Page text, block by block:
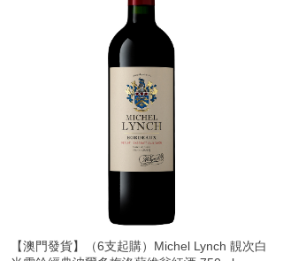
【澳門發貨】（6支起購）Michel Lynch 靚次白